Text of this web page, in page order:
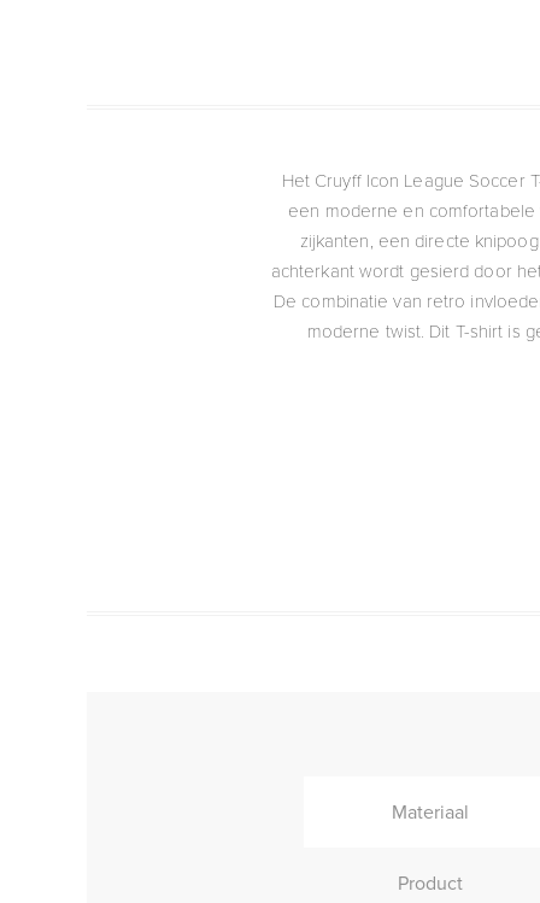
Het Cruyff Icon League Soccer
een moderne en
zijkanten, een directe
achterkant wordt gesierd door
De combinatie van retro
moderne twist. Dit T-shirt is
Materiaal
Product